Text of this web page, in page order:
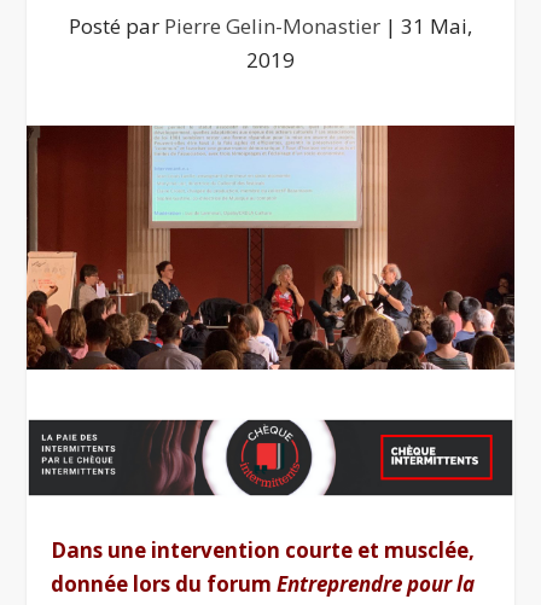
Posté par Pierre Gelin-Monastier | 31 Mai,
2019
Dans une intervention courte et musclée,
donnée lors du forumEntreprendre pour la